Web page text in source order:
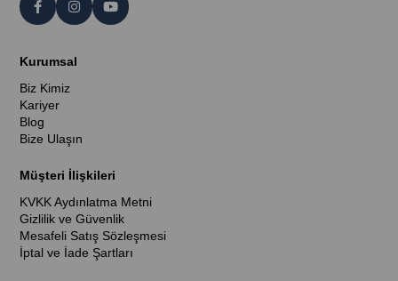
Kurumsal
Biz Kimiz
Kariyer
Blog
Bize Ulaşın
Müşteri İlişkileri
KVKK Aydınlatma Metni
Gizlilik ve Güvenlik
Mesafeli Satış Sözleşmesi
İptal ve İade Şartları